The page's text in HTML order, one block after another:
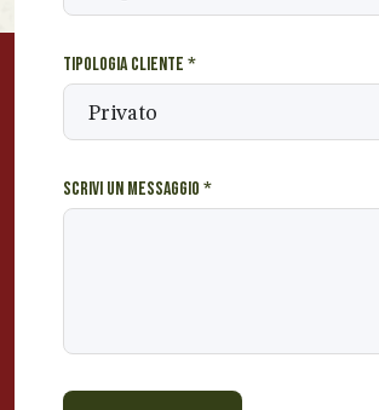
Tipologia cliente *
Scrivi un messaggio *